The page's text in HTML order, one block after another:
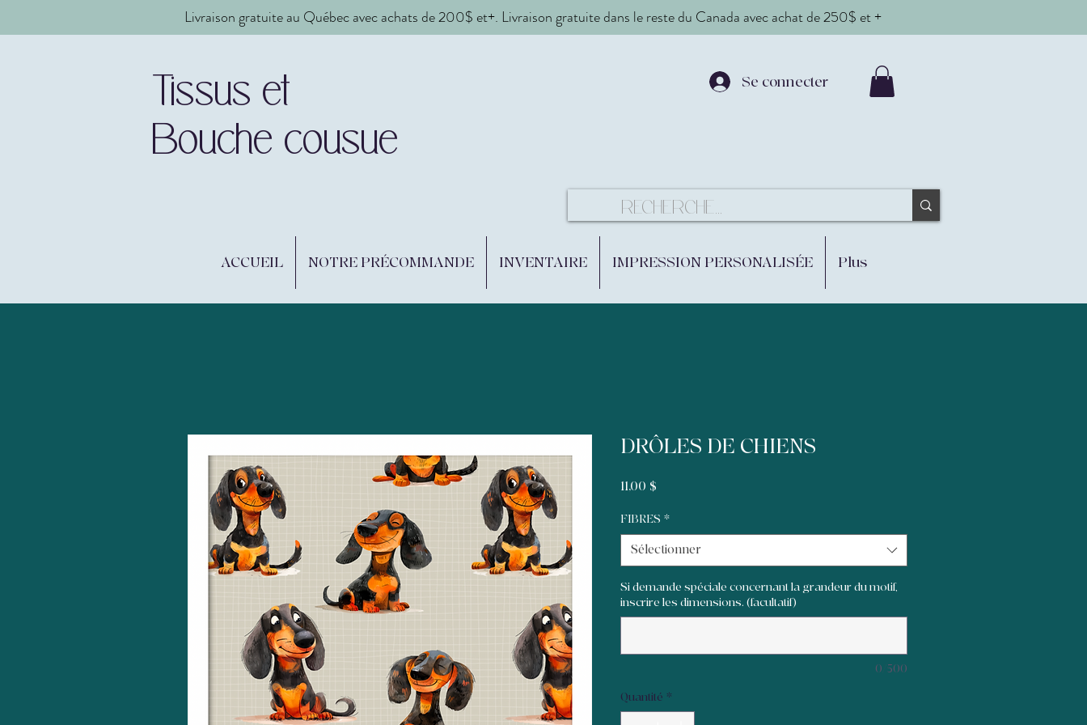
Livraison gratuite au Québec avec achats de 200$ et+. Livraison gratuite dans le reste du Canada avec achat de 250$ et +
Tissus et
Bouche cousue
Se connecter
ACCUEIL NOTRE PRÉCOMMANDE INVENTAIRE IMPRESSION PERSONALISÉE Plus
DRÔLES DE CHIENS
11,00 $
FIBRES *
Sélectionner
Si demande spéciale concernant la grandeur du motif,
inscrire les dimensions. (facultatif)
0/500
Quantité *